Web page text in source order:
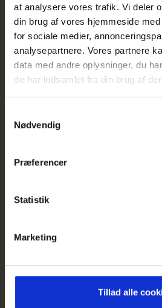
at analysere vores trafik. Vi deler
din brug af vores hjemmeside
for sociale medier,
analysepartnere. Vores partnere
data med andre oplysninger, du
de har indsamlet fra din brug af
Nødvendig
Præferencer
Statistik
Marketing
Tillad alle